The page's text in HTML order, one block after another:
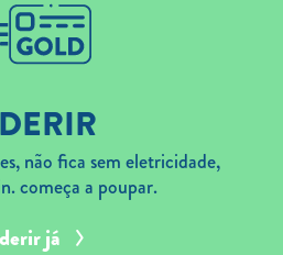
não fica sem eletricidade,
começa a poupar.
já